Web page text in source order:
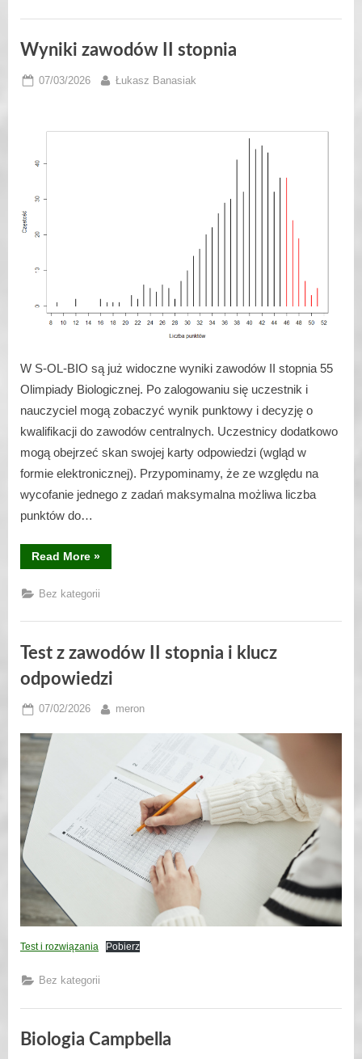
Wyniki zawodów II stopnia
Posted
07/03/2026 By
Łukasz Banasiak
W S-OL-BIO są już widoczne wyniki zawodów II stopnia 55
Olimpiady Biologicznej. Po zalogowaniu się uczestnik i
nauczyciel mogą zobaczyć wynik punktowy i decyzję o
kwalifikacji do zawodów centralnych. Uczestnicy dodatkowo
mogą obejrzeć skan swojej karty odpowiedzi (wgląd w
formie elektronicznej). Przypominamy, że ze względu na
wycofanie jednego z zadań maksymalna możliwa liczba
punktów do…
Read More“Wyniki
zawodów
stopnia”
»
Bez kategorii
Test z zawodów II stopnia i klucz
odpowiedzi
Posted
07/02/2026 By
meron
Test i rozwiązania Pobierz
Bez kategorii
Biologia Campbella